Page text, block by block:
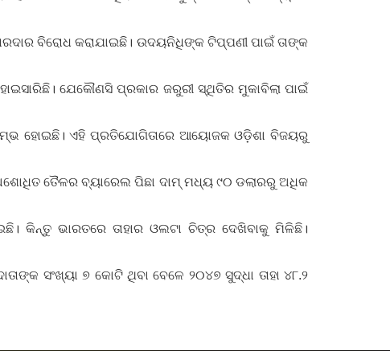
ବିରୋଧ କରାଯାଇଛି। ଉଦୟନିଧିଙ୍କ ଟିପ୍ପଣୀ ପାଇଁ ତାଙ୍କ
ଯେକୌଣସି ପ୍ରକାର ଜରୁରୀ ସ୍ଥିତିର ମୁକାବିଲା ପାଇଁ
ହୋଇଛି। ଏହି ପ୍ରତିଯୋଗିତାରେ ଆୟୋଜକ ଓଡ଼ିଶା ବିଜୟରୁ
ତୈଳର ବ୍ୟାରେଲ ପିଛା ଦାମ୍ ମଧ୍ୟ ୯୦ ଡଲାରରୁ ଅଧିକ
କିନ୍ତୁ ଭାରତରେ ତାହାର ଓଲଟା ଚିତ୍ର ଦେଖିବାକୁ ମିଳିଛି।
ସଂଖ୍ୟା ୭ କୋଟି ଥିବା ବେଳେ ୨୦୪୭ ସୁଦ୍ଧା ତାହା ୪୮.୨